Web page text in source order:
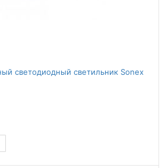
светодиодный светильник Sonex